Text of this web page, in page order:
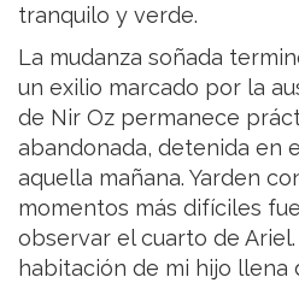
tranquilo y verde.
La mudanza soñada
un exilio marcado por la
de Nir Oz permanece
abandonada, detenida en
aquella mañana. Yarden
momentos más difíciles
observar el cuarto de Ariel.
habitación de mi hijo llena